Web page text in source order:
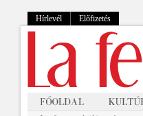
Hírlevél Előfizetés